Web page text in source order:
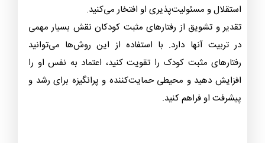
استقلال و مسئولیت‌پذیری او افتخار می‌کنید.
تقدیر و تشویق از رفتارهای مثبت کودکان نقش بسیار مهمی
در تربیت آنها دارد. با استفاده از این روش‌ها می‌توانید
رفتارهای مثبت کودک را تقویت کنید، اعتماد به نفس او را
افزایش دهید و محیطی حمایت‌کننده و پرانگیزه برای رشد و
پیشرفت او فراهم کنید.